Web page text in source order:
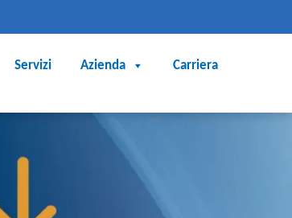
Servizi Azienda Carriera